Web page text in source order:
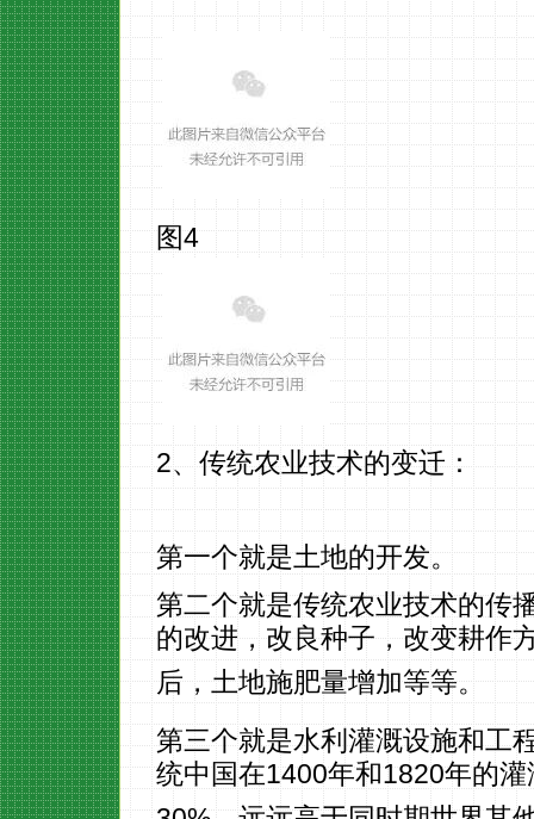
图4
2、传统农业技术的变迁：
第一个就是土地的开发。
第二个就是传统农业技术的传
的改进，改良种子，改变耕作
后，土地施肥量增加等等。
第三个就是水利灌溉设施和工
统中国在1400年和1820年的